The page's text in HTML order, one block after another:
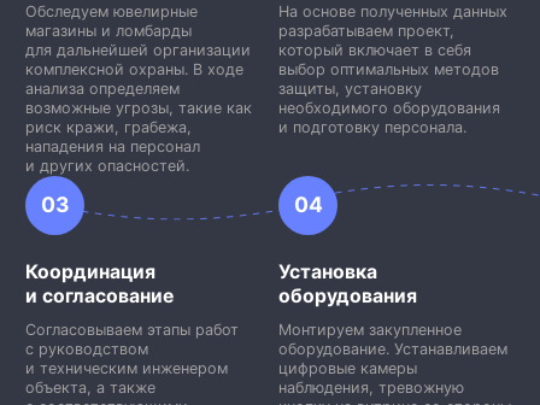
Обследуем ювелирные
магазины и ломбарды
для дальнейшей организации
комплексной охраны. В ходе
анализа определяем
возможные угрозы, такие как
риск кражи, грабежа,
нападения на персонал
и других опасностей.
На основе полученных данных
разрабатываем проект,
который включает в себя
выбор оптимальных методов
защиты, установку
необходимого оборудования
и подготовку персонала.
03
Координация
и согласование
Согласовываем этапы работ
с руководством
и техническим инженером
объекта, а также
04
Установка
оборудования
Монтируем закупленное
оборудование. Устанавливаем
цифровые камеры
наблюдения, тревожную